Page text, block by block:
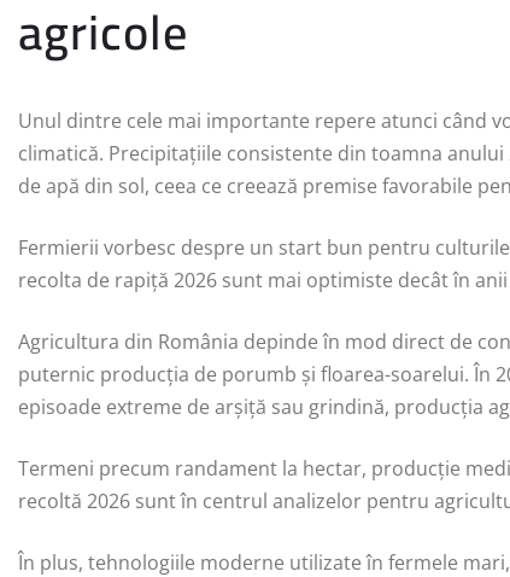
agricole
Unul dintre cele mai importante repere atunci când
climatică. Precipitațiile consistente din toamna
de apă din sol, ceea ce creează premise favorabile
Fermierii vorbesc despre un start bun pentru
recolta de rapiță 2026 sunt mai optimiste decât în
Agricultura din România depinde în mod direct de
puternic producția de porumb și floarea-soarelui. În
episoade extreme de arșiță sau grindină, producția
Termeni precum randament la hectar, producție
recoltă 2026 sunt în centrul analizelor pentru
În plus, tehnologiile moderne utilizate în fermele